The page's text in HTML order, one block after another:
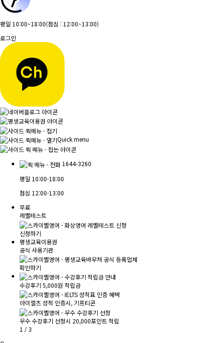
평일 10:00~18:00(점심 : 12:00~13:00)
로그인
Quick menu
1644-3260
평일 10:00-18:00
점심 12:00-13:00
무료
레벨테스트
신청하기
평생교육이용권
공식 사용기관
확인하기
수강후기 5,000원 적립금
아이엘츠 성적 인증시, 기프티콘
우수 수강후기 선정시 20,000포인트 적립
1 /3